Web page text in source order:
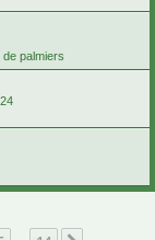
palmiers